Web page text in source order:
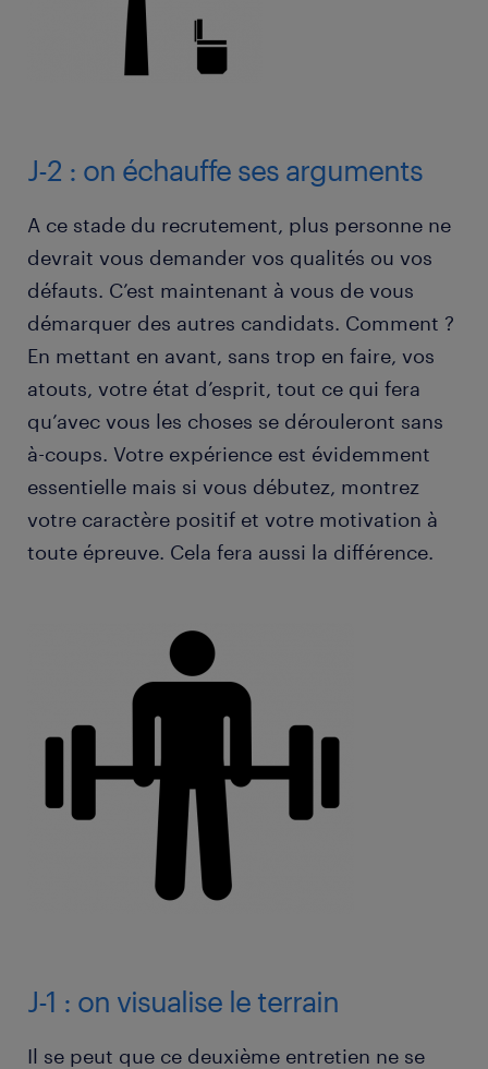
J-2 : on échauffe ses arguments
A ce stade du recrutement, plus personne ne
devrait vous demander vos qualités ou vos
défauts. C’est maintenant à vous de vous
démarquer des autres candidats. Comment ?
En mettant en avant, sans trop en faire, vos
atouts, votre état d’esprit, tout ce qui fera
qu’avec vous les choses se dérouleront sans
à-coups. Votre expérience est évidemment
essentielle mais si vous débutez, montrez
votre caractère positif et votre motivation à
toute épreuve. Cela fera aussi la différence.
J-1 : on visualise le terrain
Il se peut que ce deuxième entretien ne se